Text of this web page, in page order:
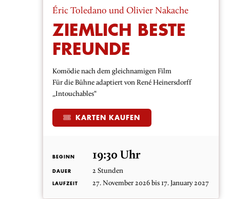
Éric Toledano und Olivier Nakache
ZIEMLICH BESTE
FREUNDE
Komödie nach dem gleichnamigen Film
Für die Bühne adaptiert von René Heinersdorff
„Intouchables“
KARTEN KAUFEN
BEGINN 19:30 Uhr
DAUER 2 Stunden
LAUFZEIT 27. November 2026 bis 17. January 2027